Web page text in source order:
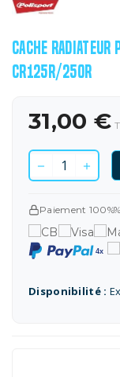
CACHE RADIATEUR
CR125R/250R
31,00 €
Paiement
Disponibilité :